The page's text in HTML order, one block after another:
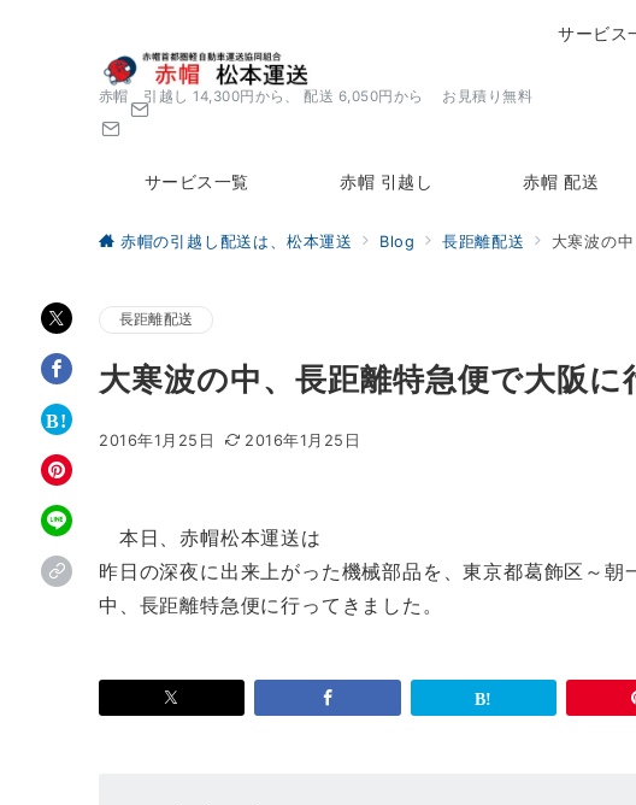
赤帽 引越し 14,300円から、 配送 6,050円から お見積り無料
サービス一覧 赤帽 引越し 赤帽 配送
サービス
赤帽の引越し配送は、松本運送 Blog 長距離配送 大寒波の
長距離配送
大寒波の中、長距離特急便で大阪
2016年1月25日 2016年1月25日
本日、赤帽松本運送は
昨日の深夜に出来上がった機械部品を、東京都葛飾区～
中、長距離特急便に行ってきました。